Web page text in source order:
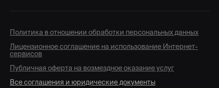
Политика в отношении обработки персональных данных
Лицензионное соглашение на использование Интернет-
сервисов
Публичная оферта на возмездное оказание услуг
Все соглашения и юридические документы